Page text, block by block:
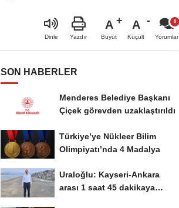
Dinle Yazdır
A
Büyüt
A
Küçült Yorumlar
SON HABERLER
Menderes Belediye Başkanı
Çiçek görevden uzaklaştırıldı
Türkiye’ye Nükleer Bilim
Olimpiyatı’nda 4 Madalya
Uraloğlu: Kayseri-Ankara
arası 1 saat 45 dakikaya